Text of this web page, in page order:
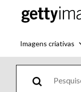
Imagens criativas